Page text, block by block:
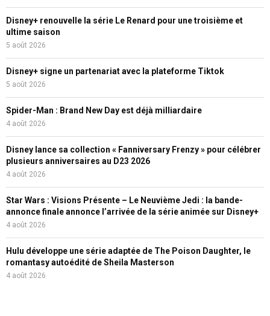
Disney+ renouvelle la série Le Renard pour une troisième et
ultime saison
5 août 2026
Disney+ signe un partenariat avec la plateforme Tiktok
5 août 2026
Spider-Man : Brand New Day est déjà milliardaire
4 août 2026
Disney lance sa collection « Fanniversary Frenzy » pour célébrer
plusieurs anniversaires au D23 2026
4 août 2026
Star Wars : Visions Présente – Le Neuvième Jedi : la bande-
annonce finale annonce l’arrivée de la série animée sur Disney+
4 août 2026
Hulu développe une série adaptée de The Poison Daughter, le
romantasy autoédité de Sheila Masterson
4 août 2026